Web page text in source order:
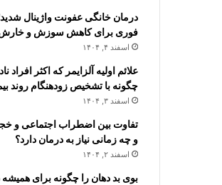
فوری برای کاهش سوزش و
اسفند ۴, ۱۴۰۴
علائم اولیه آلزایمر که اکثر افراد
چگونه با تشخیص زودهنگام روند
اسفند ۳, ۱۴۰۴
تفاوت بین اضطراب اجتماعی و
و چه زمانی نیاز به درمان دارد؟
اسفند ۲, ۱۴۰۴